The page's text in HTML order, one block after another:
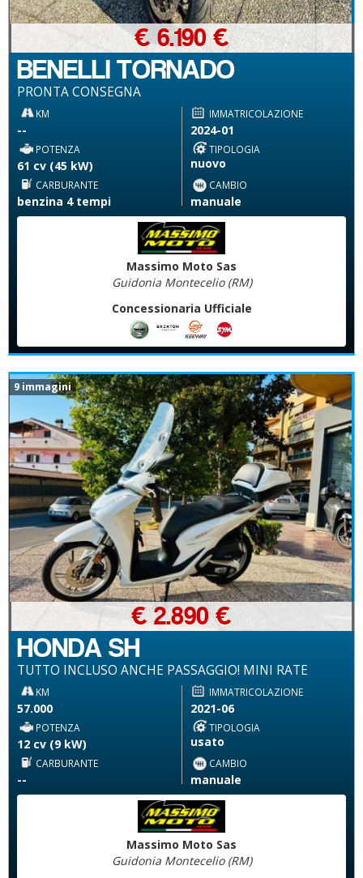
BENELLI TORNADO
PRONTA CONSEGNA
€ 6.190 €
KM
--
IMMATRICOLAZIONE
2024-01
POTENZA
61 cv (45 kW)
TIPOLOGIA
nuovo
CARBURANTE
benzina 4 tempi
CAMBIO
manuale
Massimo Moto Sas
Guidonia Montecelio (RM)
Concessionaria Ufficiale
9 immagini
HONDA SH
TUTTO INCLUSO ANCHE PASSAGGIO! MINI RATE
€ 2.890 €
KM
57.000
IMMATRICOLAZIONE
2021-06
POTENZA
12 cv (9 kW)
TIPOLOGIA
usato
CARBURANTE
--
CAMBIO
manuale
Massimo Moto Sas
Guidonia Montecelio (RM)